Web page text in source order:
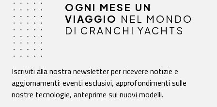
OGNI MESE UN
VIAGGIO NEL MONDO
DI CRANCHI YACHTS
Iscriviti alla nostra newsletter per ricevere notizie e
aggiornamenti: eventi esclusivi, approfondimenti sulle
nostre tecnologie, anteprime sui nuovi modelli.